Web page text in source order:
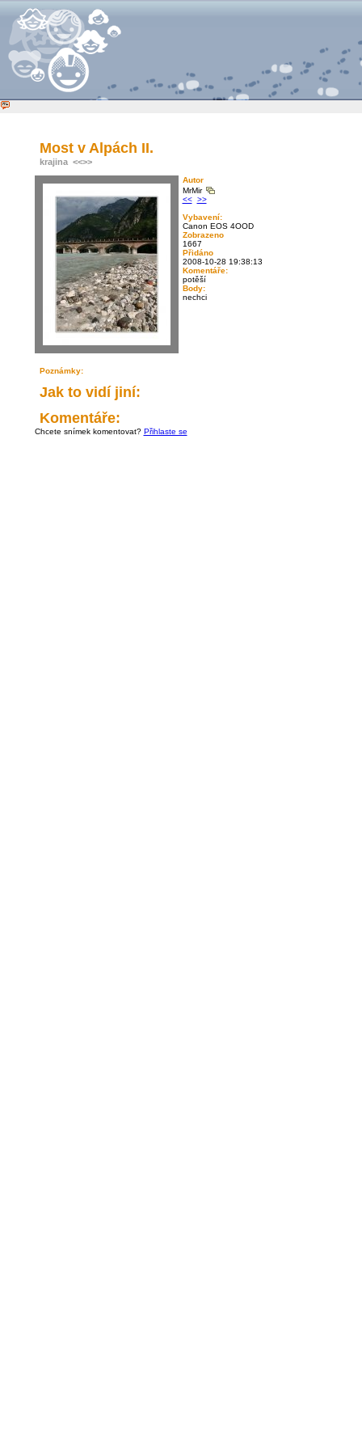
Most v Alpách II.
krajina <<>>
Autor
MrMir
<< >>
Vybavení:
Canon EOS 4OOD
Zobrazeno
1667
Přidáno
2008-10-28 19:38:13
Komentáře:
potěší
Body:
nechci
Poznámky:
Jak to vidí jiní:
Komentáře:
Chcete snímek komentovat? Přihlaste se